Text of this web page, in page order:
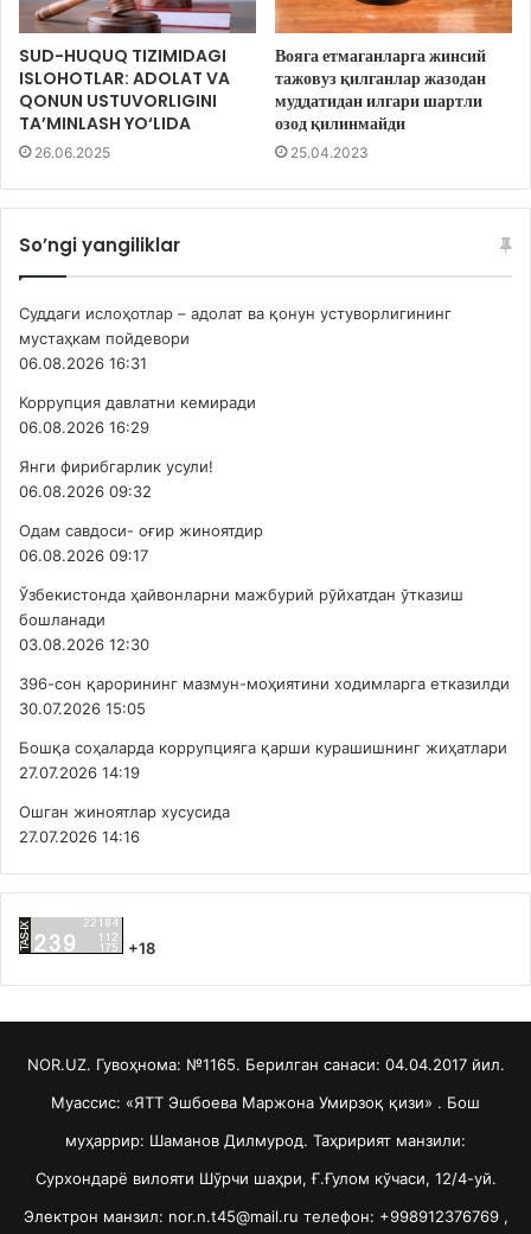
SUD-HUQUQ TIZIMIDAGI
ISLOHOTLAR: ADOLAT VA
QONUN USTUVORLIGINI
TA’MINLASH YO‘LIDA
26.06.2025
Вояга етмаганларга жинсий
тажовуз қилганлар жазодан
муддатидан илгари шартли
озод қилинмайди
25.04.2023
So’ngi yangiliklar
Суддаги ислоҳотлар – адолат ва қонун устуворлигининг
мустаҳкам пойдевори
06.08.2026 16:31
Коррупция давлатни кемиради
06.08.2026 16:29
Янги фирибгарлик усули!
06.08.2026 09:32
Одам савдоси- оғир жиноятдир
06.08.2026 09:17
Ўзбекистонда ҳайвонларни мажбурий рўйхатдан ўтказиш
бошланади
03.08.2026 12:30
396-сон қарорининг мазмун-моҳиятини ходимларга етказилди
30.07.2026 15:05
Бошқа соҳаларда коррупцияга қарши курашишнинг жиҳатлари
27.07.2026 14:19
Ошган жиноятлар хусусида
27.07.2026 14:16
+18
NOR.UZ. Гувоҳнома: №1165. Берилган санаси: 04.04.2017 йил.
Муассис: «ЯТТ Эшбоева Маржона Умирзоқ қизи» . Бош
муҳаррир: Шаманов Дилмурод. Таҳририят манзили:
Сурхондарё вилояти Шўрчи шаҳри, Ғ.Ғулом кўчаси, 12/4-уй.
Электрон манзил: nor.n.t45@mail.ru телефон: +998912376769 ,